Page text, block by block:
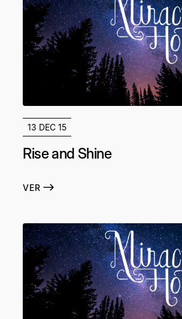
13 DEC 15
Rise and Shine
VER